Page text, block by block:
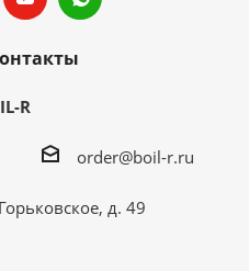
R
order@boil-r.ru
д. 49